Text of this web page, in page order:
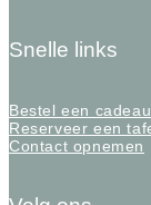
Snelle links
Bestel een
Reserveer een
Contact opnemen